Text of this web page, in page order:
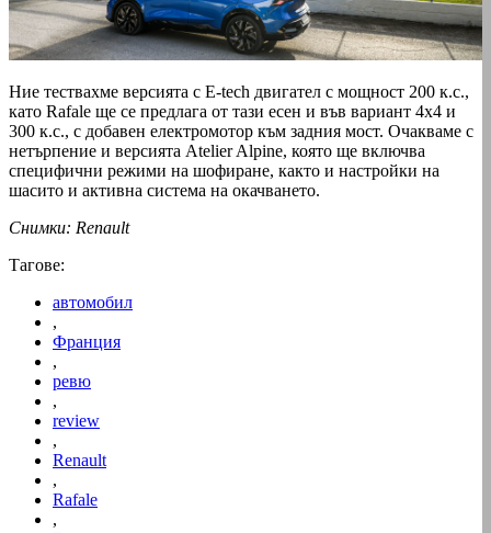
Ние тествахме версията с E-tech двигател с мощност 200 к.с.,
като Rafale ще се предлага от тази есен и във вариант 4x4 и
300 к.с., с добавен електромотор към задния мост. Очакваме с
нетърпение и версията Atelier Alpine, която ще включва
специфични режими на шофиране, както и настройки на
шасито и активна система на окачването.
Снимки: Renault
Тагове:
автомобил
,
Франция
,
ревю
,
review
,
Renault
,
Rafale
,